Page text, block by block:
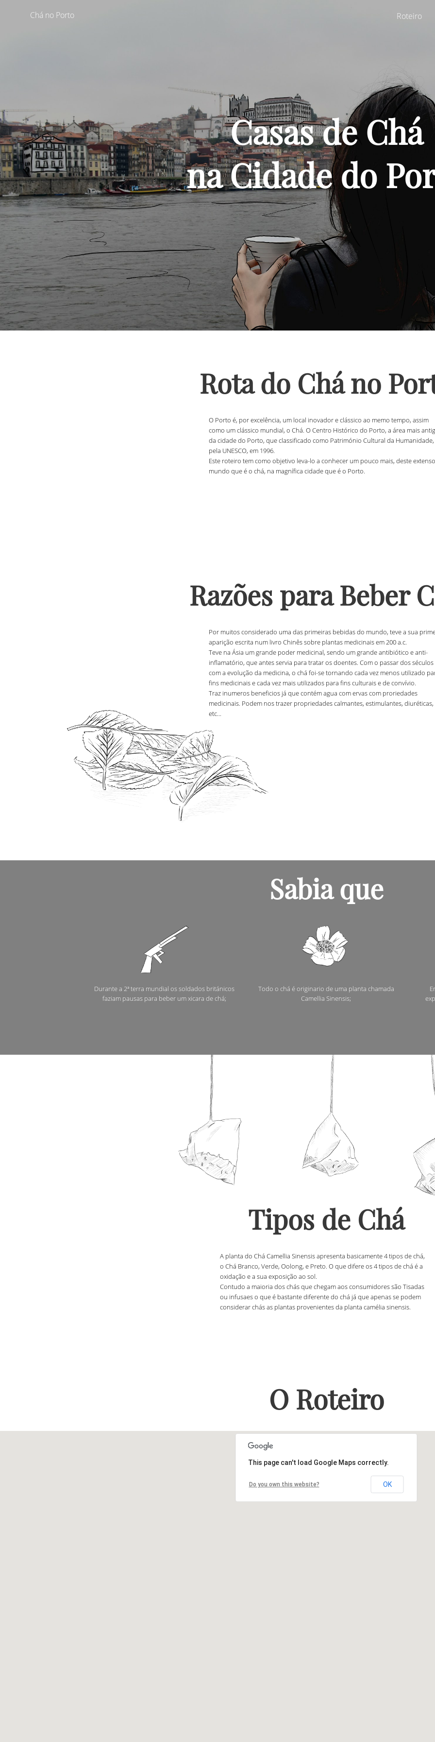
Chá no Porto Roteiro
Casas de Chá
na Cidade do
Rota do Chá no
O Porto é, por excelência, um local inovador e clássico ao memo tempo, assim
como um clássico mundial, o Chá. O Centro Histórico do Porto, a área mais
da cidade do Porto, que classificado como Património Cultural da Humanidade,
pela UNESCO, em 1996.
Este roteiro tem como objetivo leva-lo a conhecer um pouco mais, deste
mundo que é o chá, na magnífica cidade que é o Porto.
Razões para Beber
Por muitos considerado uma das primeiras bebidas do mundo, teve a sua
aparição escrita num livro Chinês sobre plantas medicinais em 200 a.c.
Teve na Ásia um grande poder medicinal, sendo um grande antibiótico e anti-
inflamatório, que antes servia para tratar os doentes. Com o passar dos séculos
com a evolução da medicina, o chá foi-se tornando cada vez menos utilizado
fins medicinais e cada vez mais utilizados para fins culturais e de convívio.
Traz inumeros beneficios já que contém agua com ervas com proriedades
medicinais. Podem nos trazer propriedades calmantes, estimulantes, diuréticas,
etc...
Sabia que
Durante a 2ª terra mundial os soldados británicos
faziam pausas para beber um xicara de chá;
Todo o chá é originario de uma planta chamada
Camellia Sinensis;
Tipos de Chá
A planta do Chá Camellia Sinensis apresenta basicamente 4 tipos de chá,
o Chá Branco, Verde, Oolong, e Preto. O que difere os 4 tipos de chá é a
oxidação e a sua exposição ao sol.
Contudo a maioria dos chás que chegam aos consumidores são Tisadas
ou infusaes o que é bastante diferente do chá já que apenas se podem
considerar chás as plantas provenientes da planta camélia sinensis.
O Roteiro
This page can't load Google Maps correctly.
Do you own this website? OK